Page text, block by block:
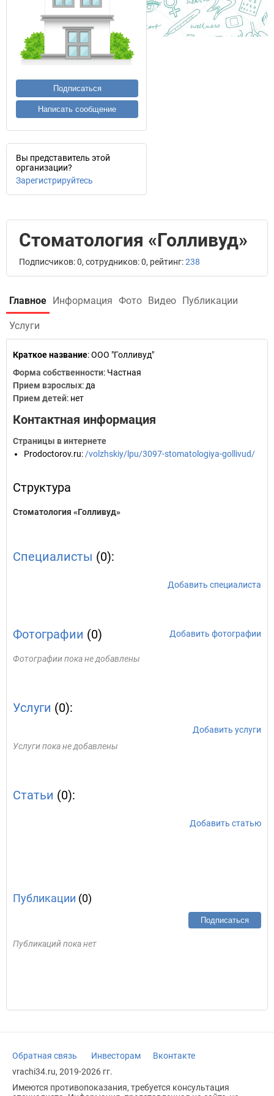
Подписаться
Написать сообщение
Вы представитель этой
организации?
Зарегистрируйтесь
Стоматология «Голливуд»
Подписчиков: 0, сотрудников: 0, рейтинг:238
Главное Информация Фото Видео Публикации
Услуги
Краткое название:ООО "Голливуд"
Форма собственности: Частная
Прием взрослых: да
Прием детей: нет
Контактная информация
Страницы в интернете
Prodoctorov.ru: /volzhskiy/lpu/3097-stomatologiya-gollivud/
Структура
Стоматология «Голливуд»
Специалисты (0):
Добавить специалиста
Фотографии (0) Добавить фотографии
Фотографии пока не добавлены
Услуги (0):
Добавить услуги
Услуги пока не добавлены
Статьи (0):
Добавить статью
Публикации (0)
Подписаться
Публикаций пока нет
Обратная связь Инвесторам
Вконтакте
vrachi34.ru, 2019-2026 гг.
Имеются противопоказания, требуется консультация